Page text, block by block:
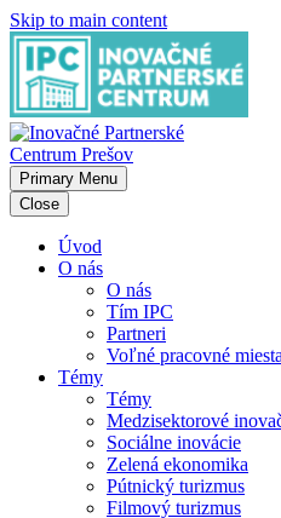
Skip to main content
Primary Menu
Close
Úvod
O nás
O nás
Tím IPC
Partneri
Voľné pracovné miesta
Témy
Témy
Medzisektorové
Sociálne inovácie
Zelená ekonomika
Pútnický turizmus
Filmový turizmus